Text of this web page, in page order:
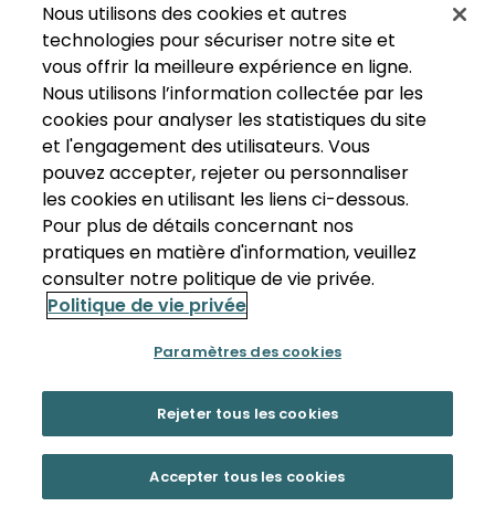
Nous utilisons des cookies et autres
technologies pour sécuriser notre site et
vous offrir la meilleure expérience en ligne.
Nous utilisons l’information collectée par les
cookies pour analyser les statistiques du site
et l'engagement des utilisateurs. Vous
pouvez accepter, rejeter ou personnaliser
les cookies en utilisant les liens ci-dessous.
Pour plus de détails concernant nos
pratiques en matière d'information, veuillez
consulter notre politique de vie privée.
Politique de vie privée
Paramètres des cookies
Rejeter tous les cookies
Accepter tous les cookies